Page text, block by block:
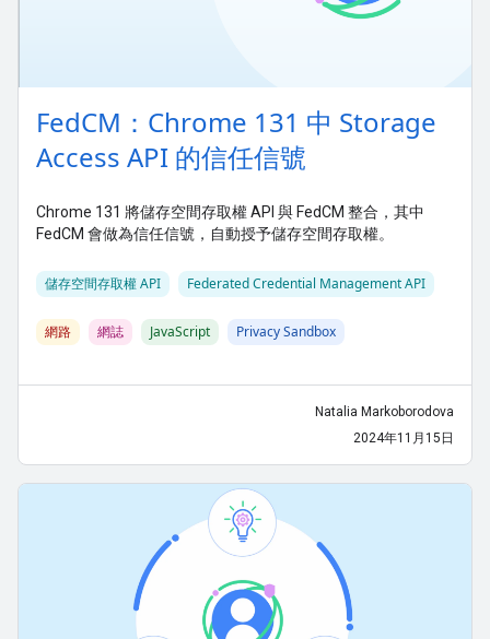
FedCM：Chrome 131 中 Storage
Access API 的信任信號
Chrome 131 將儲存空間存取權 API 與 FedCM 整合，其中
FedCM 會做為信任信號，自動授予儲存空間存取權。
儲存空間存取權 API Federated Credential Management API
網路 網誌 JavaScript Privacy Sandbox
Natalia Markoborodova
2024年11月15日